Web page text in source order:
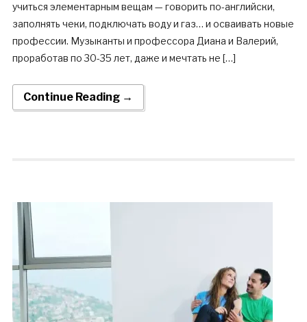
учиться элементарным вещам — говорить по-английски,
заполнять чеки, подключать воду и газ… и осваивать новые
профессии. Музыканты и профессора Диана и Валерий,
проработав по 30-35 лет, даже и мечтать не […]
Continue Reading →